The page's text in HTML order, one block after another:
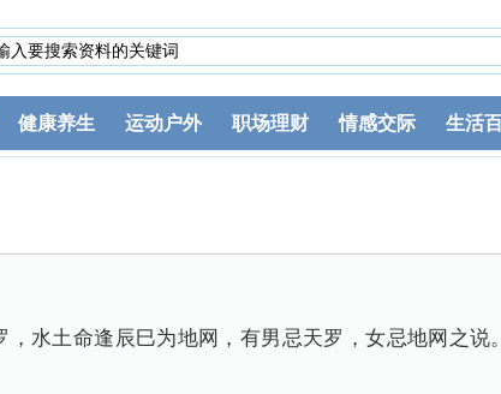
健康养生 运动户外 职场理财 情感交际 生活
水土命逢辰巳为地网，有男忌天罗，女忌地网之说